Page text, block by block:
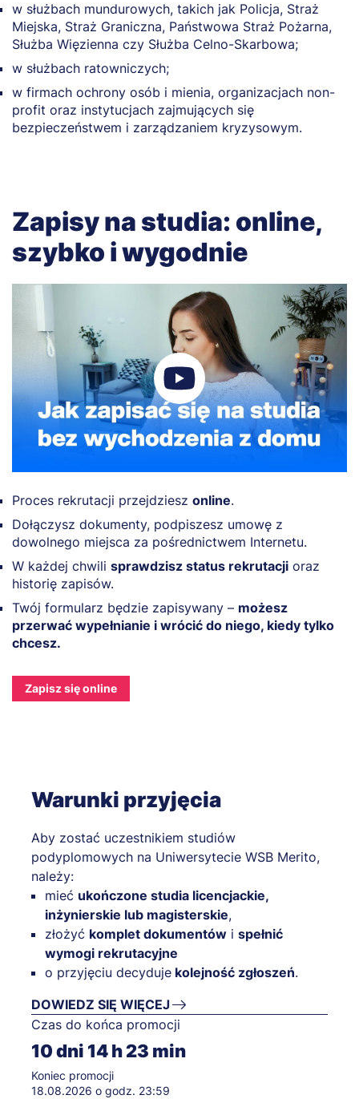
w służbach mundurowych, takich jak Policja, Straż
Miejska, Straż Graniczna, Państwowa Straż Pożarna,
Służba Więzienna czy Służba Celno-Skarbowa;
w służbach ratowniczych;
w firmach ochrony osób i mienia, organizacjach non-
profit oraz instytucjach zajmujących się
bezpieczeństwem i zarządzaniem kryzysowym.
Zapisy na studia: online,
szybko i wygodnie
Proces rekrutacji przejdziesz online.
Dołączysz dokumenty, podpiszesz umowę z
dowolnego miejsca za pośrednictwem Internetu.
W każdej chwili sprawdzisz status rekrutacji oraz
historię zapisów.
Twój formularz będzie zapisywany – możesz
przerwać wypełnianie i wrócić do niego, kiedy tylko
chcesz.
Zapisz się online
Warunki przyjęcia
Aby zostać uczestnikiem studiów
podyplomowych na Uniwersytecie WSB Merito,
należy:
mieć ukończone studia licencjackie,
inżynierskie lub magisterskie,
złożyć komplet dokumentów i spełnić
wymogi rekrutacyjne
o przyjęciu decyduje kolejność zgłoszeń.
DOWIEDZ SIĘ WIĘCEJ
Czas do końca promocji
10dni 14h23 min
Koniec promocji
18.08.2026 o godz. 23:59